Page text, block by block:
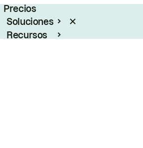
Precios
Soluciones
Recursos